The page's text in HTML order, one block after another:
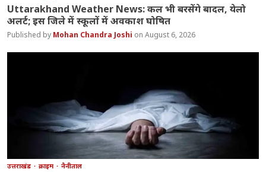
Uttarakhand Weather News: कल भी बरसेंगे बादल, येलो
अलर्ट; इस जिले में स्कूलों में अवकाश घोषित
Mohan Chandra Joshi August 6, 2026
उत्तराखंड क्राइम नैनीताल